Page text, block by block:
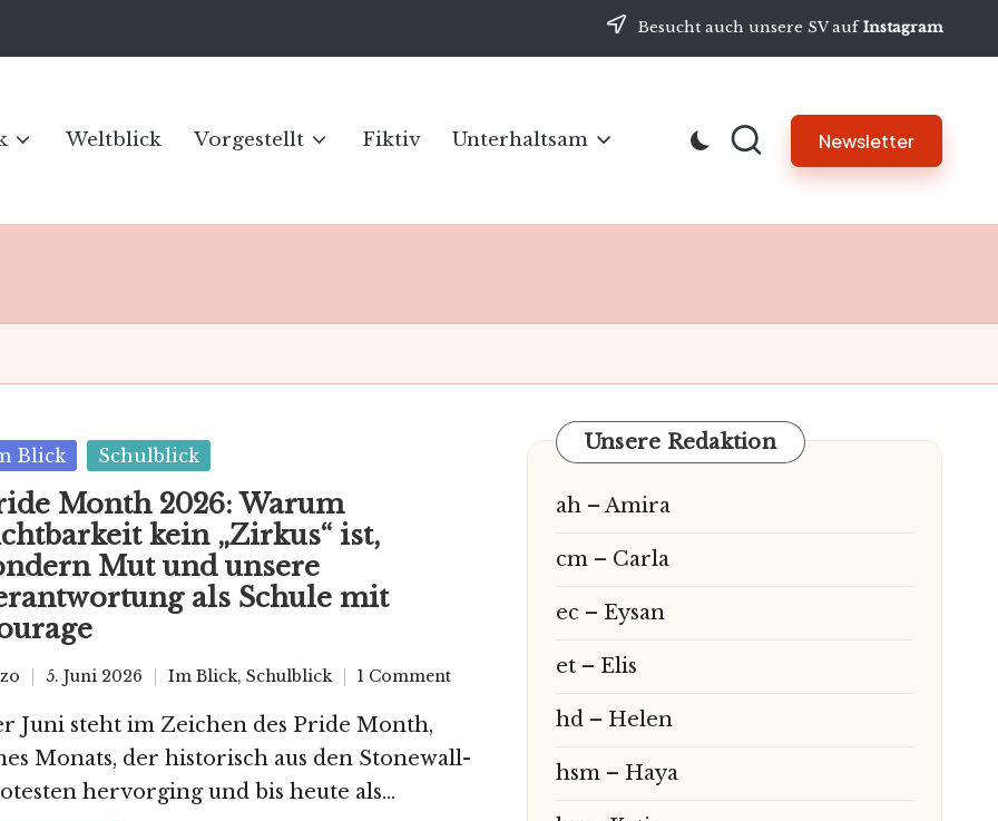
Besucht auch unsere SV aufInstagram
Weltblick Vorgestellt Fiktiv Unterhaltsam Newsletter
Blick Schulblick
Month 2026: Warum
kein „Zirkus“ ist,
Mut und unsere
als Schule mit
zo 5. Juni 2026
Posted
in
Im Blick, Schulblick 1 Comment
Juni steht im Zeichen des Pride Month,
Monats, der historisch aus den Stonewall-
hervorging und bis heute als...
Unsere Redaktion
ah – Amira
cm – Carla
ec – Eysan
et – Elis
hd – Helen
hsm – Haya